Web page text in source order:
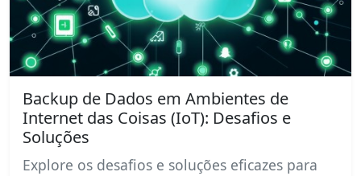
Backup de Dados em Ambientes de
Internet das Coisas (IoT): Desafios e
Soluções
Explore os desafios e soluções eficazes para